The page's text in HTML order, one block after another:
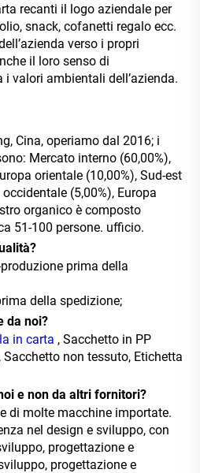
recanti il logo aziendale per
snack, cofanetti regalo ecc.
verso i propri
il loro senso di
valori ambientali dell’azienda.
Cina, operiamo dal 2016; i
Mercato interno (60,00%),
orientale (10,00%), Sud-est
(5,00%), Europa
organico è composto
51-100 persone. ufficio.
prima della
della spedizione;
da noi?
in carta , Sacchetto in PP
non tessuto, Etichetta
e non da altri fornitori?
di molte macchine importate.
nel design e sviluppo, con
progettazione e
progettazione e